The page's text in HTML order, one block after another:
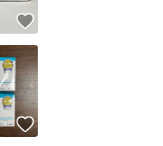
の実績について
たユーザーにバッジを付与してい
基準をクリアした安心・安全なユーザー
情報をコピーします
いますいいね！